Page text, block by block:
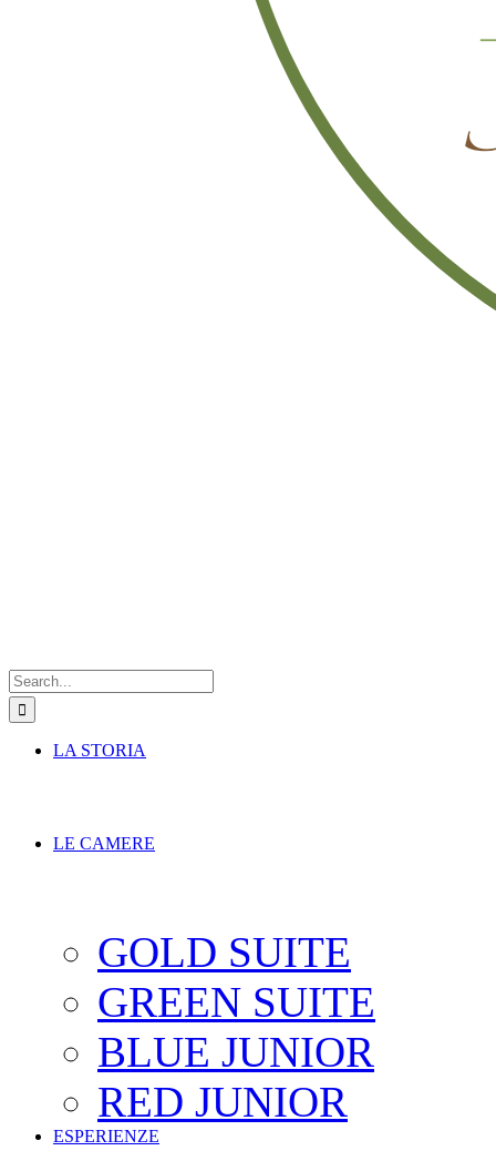
for:
LA STORIA
LE CAMERE
GOLD SUITE
GREEN SUITE
BLUE JUNIOR
RED JUNIOR
ESPERIENZE